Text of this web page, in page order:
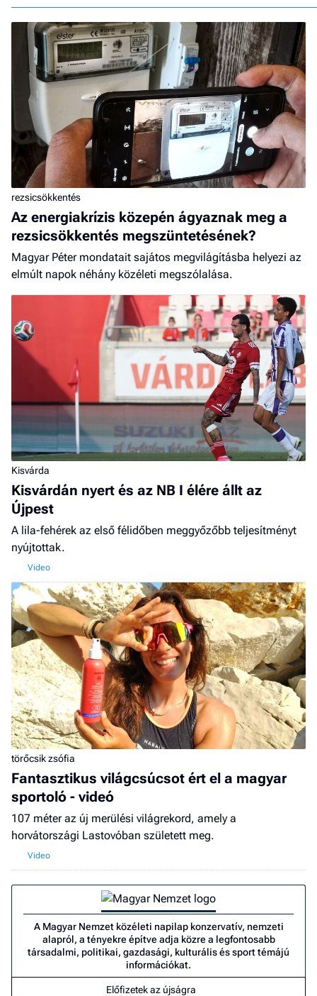
rezsicsökkentés
Az energiakrízis közepén ágyaznak meg a
rezsicsökkentés megszüntetésének?
Magyar Péter mondatait sajátos megvilágításba helyezi az
elmúlt napok néhány közéleti megszólalása.
Kisvárda
Kisvárdán nyert és az NB I élére állt az
Újpest
A lila-fehérek az első félidőben meggyőzőbb teljesítményt
nyújtottak.
törőcsik zsófia
Fantasztikus világcsúcsot ért el a magyar
sportoló - videó
107 méter az új merülési világrekord, amely a
horvátországi Lastovóban született meg.
A Magyar Nemzet közéleti napilap konzervatív, nemzeti
alapról, a tényekre építve adja közre a legfontosabb
társadalmi, politikai, gazdasági, kulturális és sport témájú
információkat.
Előfizetek az újságra